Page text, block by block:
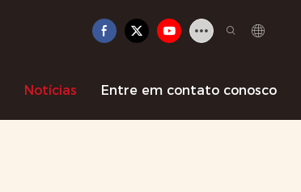
Notícias Entre em contato conosco